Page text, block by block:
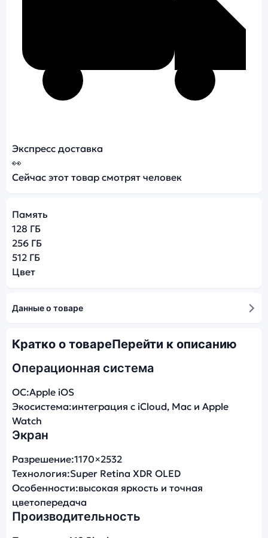
Экспресс доставка
👀
Сейчас этот товар смотрят человек
Память
128 ГБ
256 ГБ
512 ГБ
Цвет
Данные о товаре
Кратко о товареПерейти к описанию
Операционная система
ОС:Apple iOS
Экосистема:интеграция с iCloud, Mac и Apple
Watch
Экран
Разрешение:1170×2532
Технология:Super Retina XDR OLED
Особенности:высокая яркость и точная
цветопередача
Производительность